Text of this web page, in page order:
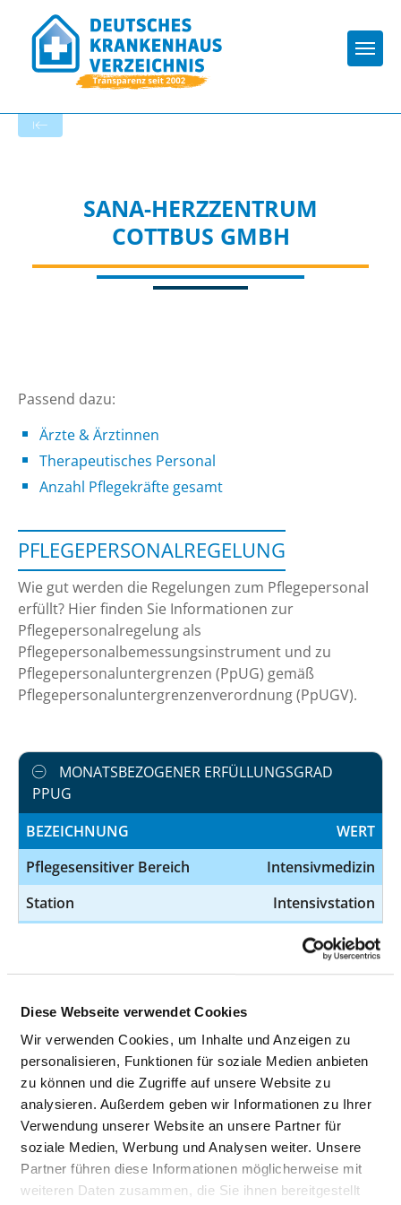
Diese Webseite verwendet Cookies
Wir verwenden Cookies, um Inhalte und Anzeigen zu
personalisieren, Funktionen für soziale Medien anbieten
zu können und die Zugriffe auf unsere Website zu
analysieren. Außerdem geben wir Informationen zu Ihrer
Verwendung unserer Website an unsere Partner für
soziale Medien, Werbung und Analysen weiter. Unsere
Partner führen diese Informationen möglicherweise mit
weiteren Daten zusammen, die Sie ihnen bereitgestellt
SANA-HERZZENTRUM
COTTBUS GMBH
Passend dazu:
Ärzte & Ärztinnen
Therapeutisches Personal
Anzahl Pflegekräfte gesamt
PFLEGEPERSONALREGELUNG
Wie gut werden die Regelungen zum Pflegepersonal
erfüllt? Hier finden Sie Informationen zur
Pflegepersonalregelung als
Pflegepersonalbemessungsinstrument und zu
Pflegepersonaluntergrenzen (PpUG) gemäß
Pflegepersonaluntergrenzenverordnung (PpUGV).
MONATSBEZOGENER ERFÜLLUNGSGRAD
PPUG
BEZEICHNUNG
WERT
Pflegesensitiver Bereich
Intensivmedizin
Station
Intensivstation
Tagschicht
Monatsbezogener
100,00 %
Ausnahmetatbestände
BEZEICHNUNG
WERT
Pflegesensitiver Bereich
Intensivmedizin
Station
Intensivstation